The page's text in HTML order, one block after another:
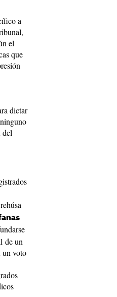
a
el
que
dictar
del
de un
un voto